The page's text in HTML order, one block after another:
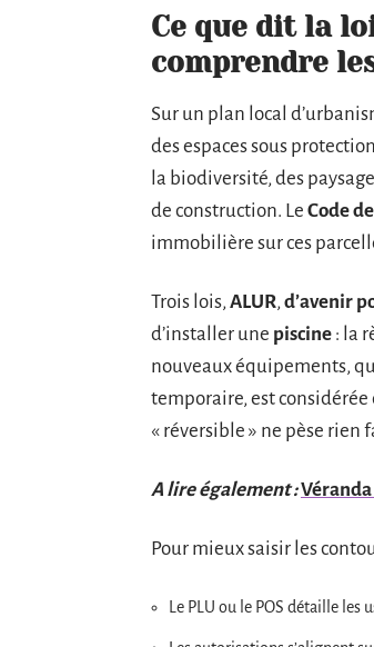
Ce que dit la
comprendre
Sur un plan local
des espaces sous
la biodiversité, des
de construction. Le Code
immobilière sur ces
Trois lois, ALUR, d’avenir
d’installer une piscine : la
nouveaux équipements,
temporaire, est
« réversible » ne pèse rien
A lire également :
Pour mieux saisir les
Le PLU ou le POS détaille les